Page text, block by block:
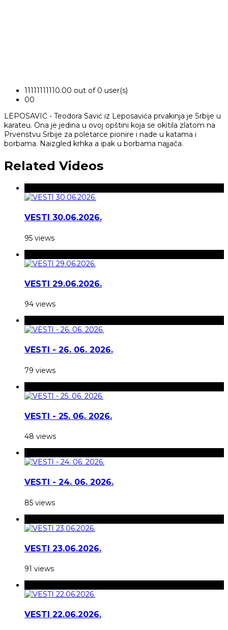
11111111110.00 out of 0 user(s)
00
LEPOSAVIĆ - Teodora Savić iz Leposavića prvakinja je Srbije u
karateu. Ona je jedina u ovoj opštini koja se okitila zlatom na
Prvenstvu Srbije za poletarce pionire i nade u katama i
borbama. Naizgled krhka a ipak u borbama najjača.
Related Videos
VESTI 30.06.2026.
95 views
VESTI 29.06.2026.
94 views
VESTI - 26. 06. 2026.
79 views
VESTI - 25. 06. 2026.
48 views
VESTI - 24. 06. 2026.
85 views
VESTI 23.06.2026.
91 views
VESTI 22.06.2026.